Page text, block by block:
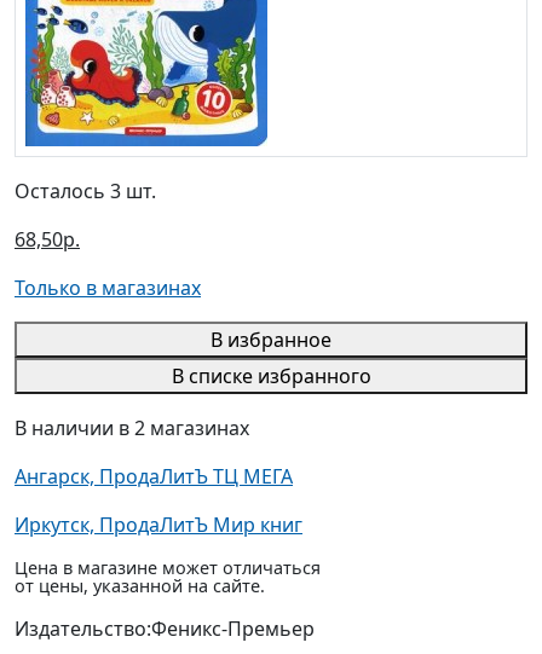
Осталось 3 шт.
68,50р.
Только в магазинах
В избранное
В списке избранного
В наличии в 2 магазинах
Ангарск, ПродаЛитЪ ТЦ МЕГА
Иркутск, ПродаЛитЪ Мир книг
Цена в магазине может отличаться
от цены, указанной на сайте.
Издательство:Феникс-Премьер